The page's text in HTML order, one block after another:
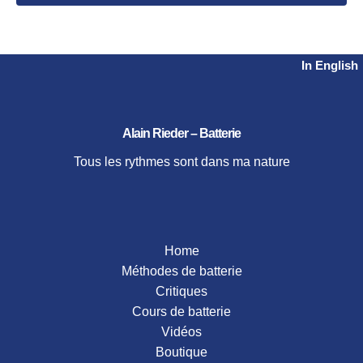
videos
Harvey Mason
Nanigo
2023
In English
Alain Rieder – Batterie
Tous les rythmes sont dans ma nature
Home
Méthodes de batterie
Critiques
Cours de batterie
Vidéos
Boutique